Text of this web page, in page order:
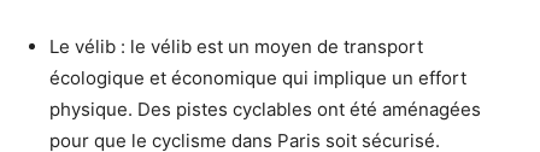
Le vélib : le vélib est un moyen de transport
écologique et économique qui implique un effort
physique. Des pistes cyclables ont été aménagées
pour que le cyclisme dans Paris soit sécurisé.